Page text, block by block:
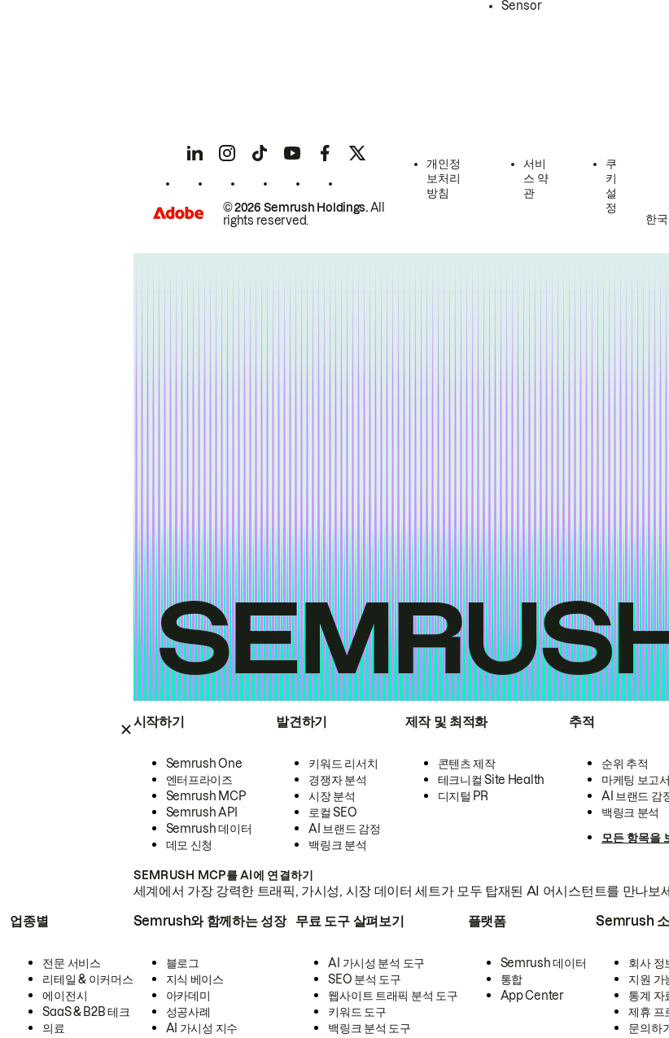
시작하기
Semrush One
엔터프라이즈
Semrush MCP
Semrush API
Semrush 데이터
데모 신청
발견하기
키워드 리서치
경쟁자 분석
시장 분석
로컬 SEO
AI 브랜드 감정
백링크 분석
제작 및 최적화
콘텐츠 제작
테크니컬 Site Health
디지털 PR
추적
순위 추적
마케팅 보고
AI 브랜드 감
백링크 분석
모든 항목을
SEMRUSH MCP를 AI에 연결하기
세계에서 가장 강력한 트래픽, 가시성, 시장 데이터 세트가 모두 탑재된 AI 어시스턴트를 만나보
업종별
전문 서비스
리테일 & 이커머스
에이전시
SaaS & B2B 테크
의료
Semrush와 함께하는 성장
블로그
지식 베이스
아카데미
성공사례
AI 가시성 지수
무료 도구 살펴보기
AI 가시성 분석 도구
SEO 분석 도구
웹사이트 트래픽 분석 도구
키워드 도구
백링크 분석 도구
플랫폼
Semrush 데이터
통합
App Center
Semrush
회사 정
지원 가
통계 자
제휴 프
문의하
Sensor
© 2026 Semrush Holdings.All
rights reserved.
개인정
보처리
방침
서비
스 약
관
쿠
키
설
정
한